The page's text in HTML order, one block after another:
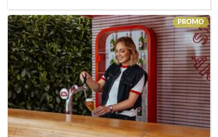
PROMO